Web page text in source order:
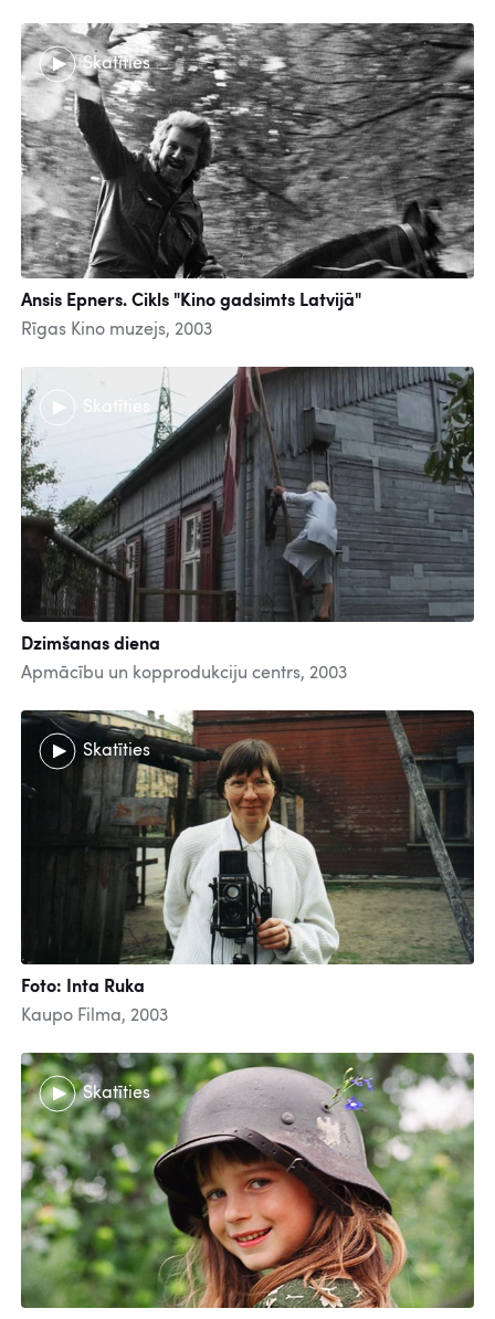
Skatīties
Ansis Epners. Cikls "Kino gadsimts Latvijā"
Rīgas Kino muzejs, 2003
Skatīties
Dzimšanas diena
Apmācību un kopprodukciju centrs, 2003
Skatīties
Foto: Inta Ruka
Kaupo Filma, 2003
Skatīties